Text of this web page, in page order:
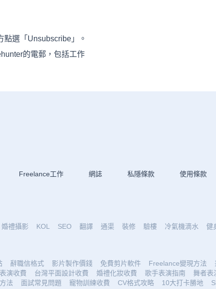
選「Unsubscribe」。
的電郵，包括工作
Freelance工作 網誌 私隱條款 使用條款
婚禮攝影 KOL SEO 翻譯 通渠 裝修 驗樓 冷氣機滴水 健
辭職信格式 影片製作價錢 免費剪片軟件 Freelance變現方法
演收費 台灣平面設計收費 婚禮化妝收費 歌手表演指南 舞者表
法 面試常見問題 寵物訓練收費 CV格式攻略 10大打卡勝地